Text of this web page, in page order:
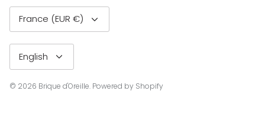
Currency
France (EUR €)
Language
English
© 2026 Brique d'Oreille. Powered by Shopify